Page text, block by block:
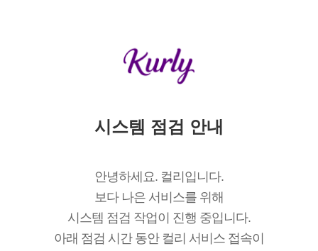
시스템 점검 안내
안녕하세요. 컬리입니다.
보다 나은 서비스를 위해
시스템 점검 작업이 진행 중입니다.
아래 점검 시간 동안 컬리 서비스 접속이